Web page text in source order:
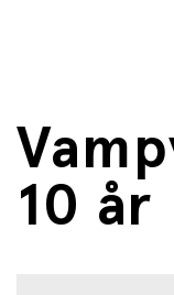
10 år